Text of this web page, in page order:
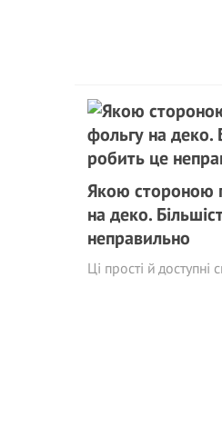
Якою стороною
на деко.
неправильно
Ці прості й доступні